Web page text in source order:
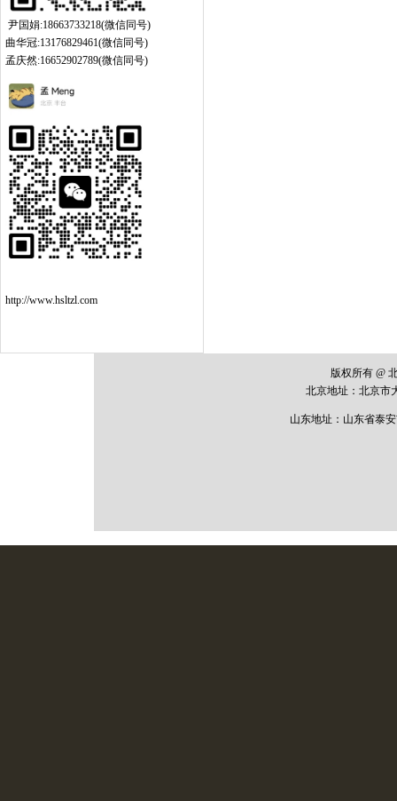
尹国娟:18663733218(微信同号)
曲华冠:13176829461(微信同号)
孟庆然:16652902789(微信同号)
http://www.hsltzl.com
版权所有 @
北京地址： 北京市
山东地址：山东省泰